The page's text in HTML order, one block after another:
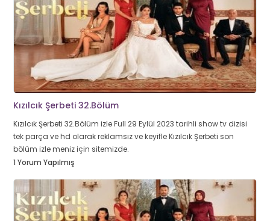
Kızılcık Şerbeti 32.Bölüm
Kızılcık Şerbeti 32.Bölüm izle Full 29 Eylül 2023 tarihli show tv dizisi
tek parça ve hd olarak reklamsız ve keyifle Kızılcık Şerbeti son
bölüm izle meniz için sitemizde.
1 Yorum Yapılmış